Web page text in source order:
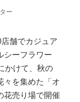
ー
舗でカジュア
シーフラワー
かけて、秋の
々を集めた「オ
花売り場で開催